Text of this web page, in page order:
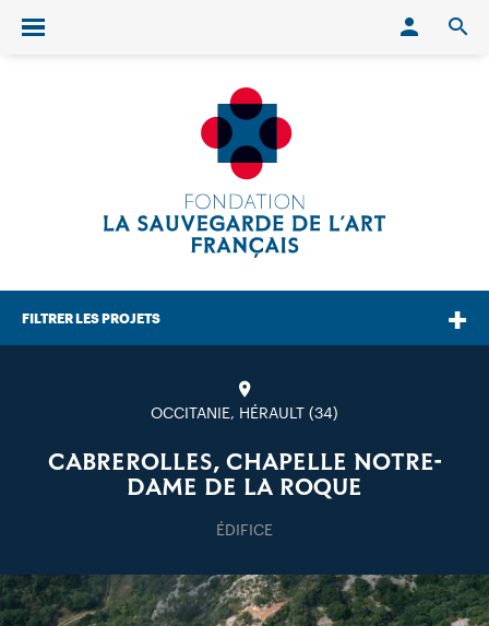
Ouvrir/fermer le menu
FILTRER LES PROJETS
OCCITANIE, HÉRAULT (34)
CABREROLLES, CHAPELLE NOTRE-
DAME DE LA ROQUE
ÉDIFICE